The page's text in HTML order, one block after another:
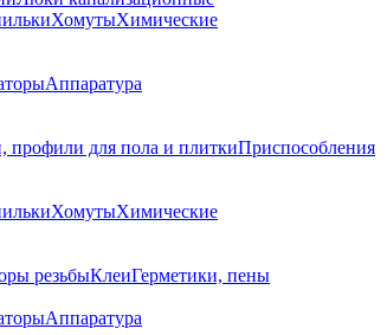
ХомутыХимические
Аппаратура
профили для пола и плиткиПриспособления
ХомутыХимические
резьбыКлеиГерметики, пены
Аппаратура